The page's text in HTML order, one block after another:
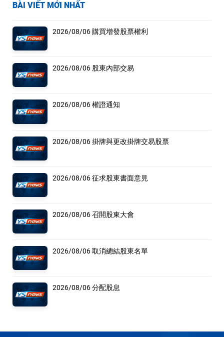
BÀI VIẾT MỚI NHẤT
2026/08/06 購買增發股票權利
2026/08/06 股東內部交易
2026/08/06 權證通知
2026/08/06 掛牌與更改掛牌交易股票
2026/08/06 征求股東書面意見
2026/08/06 召開股東大會
2026/08/06 取消總結股東名單
2026/08/06 分配股息